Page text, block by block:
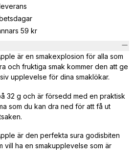
59 kr
är en smakexplosion för alla som
och fruktiga smak kommer den att ge
upplevelse för dina smaklökar.
32 g och är försedd med en praktisk
som du kan dra ned för att få ut
är den perfekta sura godisbiten
vill ha en smakupplevelse som är